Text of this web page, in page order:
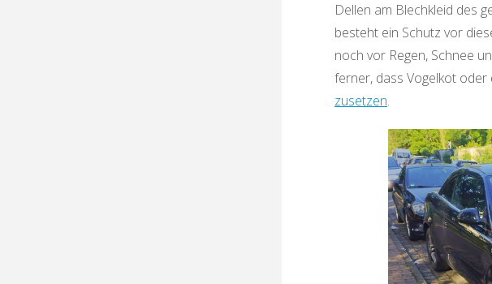
Dellen am Blechkleid des
besteht ein Schutz vor
noch vor Regen, Schnee
ferner, dass Vogelkot oder
zusetzen.